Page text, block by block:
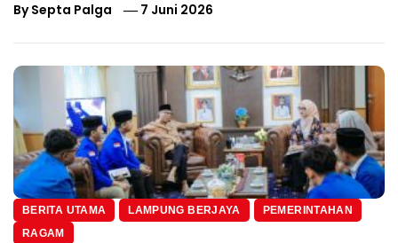
BySepta Palga 7 Juni 2026
BERITA UTAMA LAMPUNG BERJAYA
PEMERINTAHAN
RAGAM